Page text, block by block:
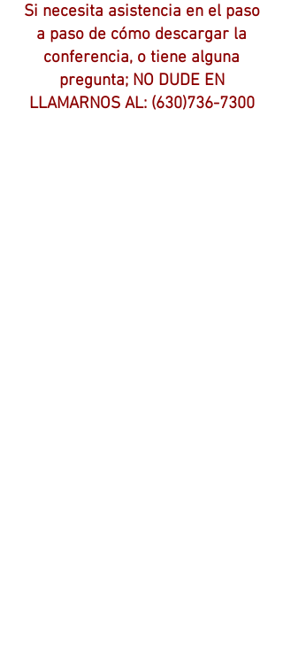
Si necesita asistencia en el paso
a paso de cómo descargar la
conferencia, o tiene alguna
pregunta; NO DUDE EN
LLAMARNOS AL: (630)736-7300